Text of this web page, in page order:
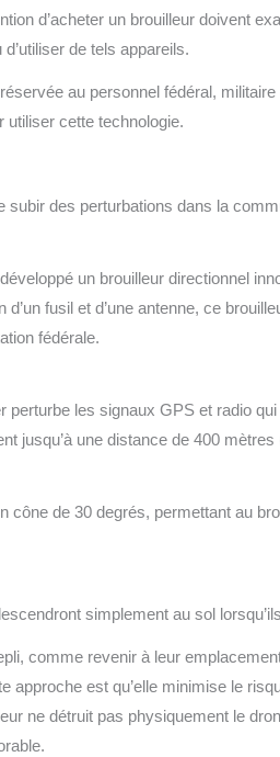
d’acheter un brouilleur doivent
de tels appareils.
au personnel fédéral,
utiliser cette technologie.
des perturbations dans la
un brouilleur directionnel
fusil et d’une antenne, ce
fédérale.
perturbe les signaux GPS et radio
jusqu’à une distance de 400
cône de 30 degrés, permettant au
simplement au sol
comme revenir à leur
approche est qu’elle minimise le
ne détruit pas physiquement le